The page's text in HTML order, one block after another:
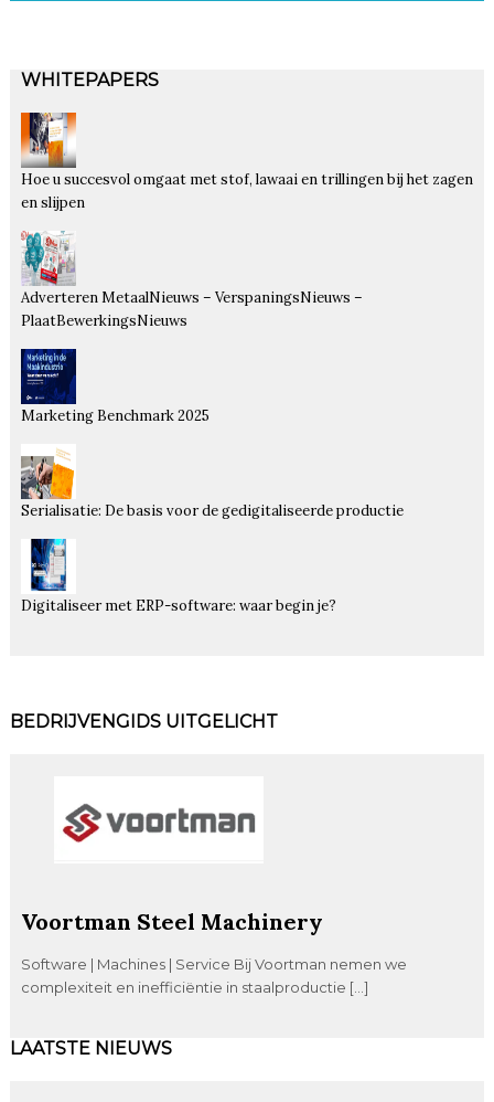
WHITEPAPERS
Hoe u succesvol omgaat met stof, lawaai en trillingen bij het zagen
en slijpen
Adverteren MetaalNieuws – VerspaningsNieuws –
PlaatBewerkingsNieuws
Marketing Benchmark 2025
Serialisatie: De basis voor de gedigitaliseerde productie
Digitaliseer met ERP-software: waar begin je?
BEDRIJVENGIDS UITGELICHT
Voortman Steel Machinery
Software | Machines | Service Bij Voortman nemen we
complexiteit en inefficiëntie in staalproductie […]
LAATSTE NIEUWS